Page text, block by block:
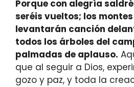
Porque con alegría
seréis vueltos; los
levantarán canción
todos los árboles del
palmadas de aplauso.
que al seguir a Dios,
gozo y paz, y toda la